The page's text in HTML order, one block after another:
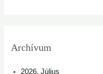
Archívum
2026. Július